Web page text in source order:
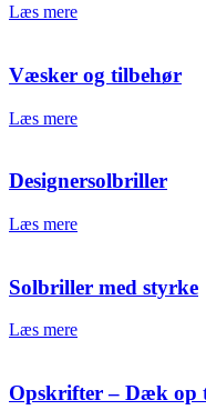
Læs mere
Væsker og tilbehør
Læs mere
Designersolbriller
Læs mere
Solbriller med styrke
Læs mere
Opskrifter – Dæk op